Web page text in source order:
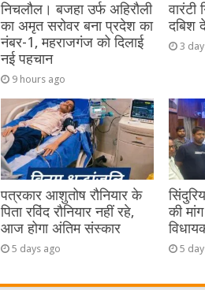
निचलौल। बजहा उर्फ अहिरौली
का अमृत सरोवर बना प्रदेश का
नंबर-1, महराजगंज को दिलाई
नई पहचान
9 hours ago
वारंटी
दबिश
3
पत्रकार आशुतोष रौनियार के
पिता रविंद रौनियार नहीं रहे,
आज होगा अंतिम संस्कार
5 days ago
की
5